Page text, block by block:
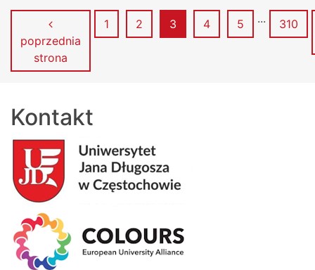
poprzednia
strona
Strona
1 Strona
2 Strona
3 Strona
4 Strona
5 ... Strona
310
Kontakt